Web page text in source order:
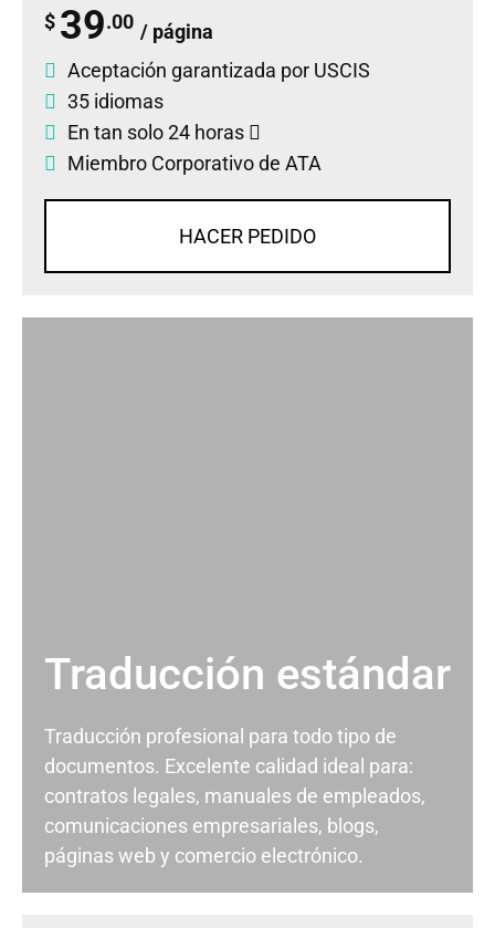
$ 39.00 / página
Aceptación garantizada por USCIS
35 idiomas
En tan solo 24 horas
Miembro Corporativo de ATA
HACER PEDIDO
Traducción estándar
Traducción profesional para todo tipo de
documentos. Excelente calidad ideal para:
contratos legales, manuales de empleados,
comunicaciones empresariales, blogs,
páginas web y comercio electrónico.